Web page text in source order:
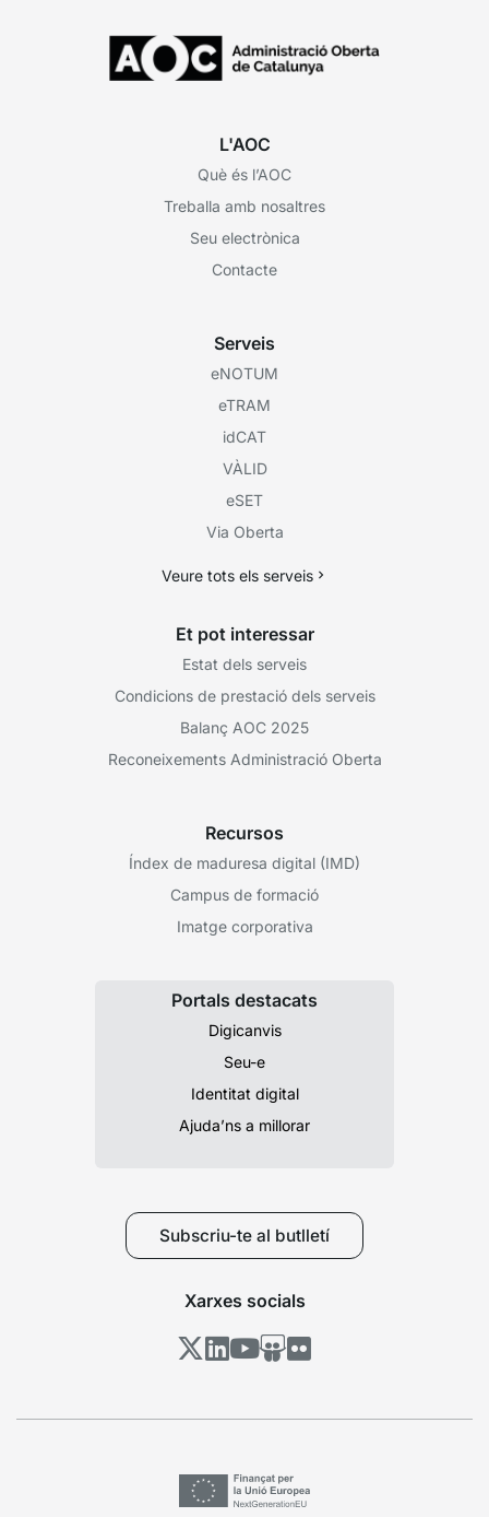
L'AOC
Què és l’AOC
Treballa amb nosaltres
Seu electrònica
Contacte
Serveis
eNOTUM
eTRAM
idCAT
VÀLID
eSET
Via Oberta
Veure tots els serveis
Et pot interessar
Estat dels serveis
Condicions de prestació dels serveis
Balanç AOC 2025
Reconeixements Administració Oberta
Recursos
Índex de maduresa digital (IMD)
Campus de formació
Imatge corporativa
Portals destacats
Digicanvis
Seu-e
Identitat digital
Ajuda’ns a millorar
Subscriu-te al butlletí
Xarxes socials